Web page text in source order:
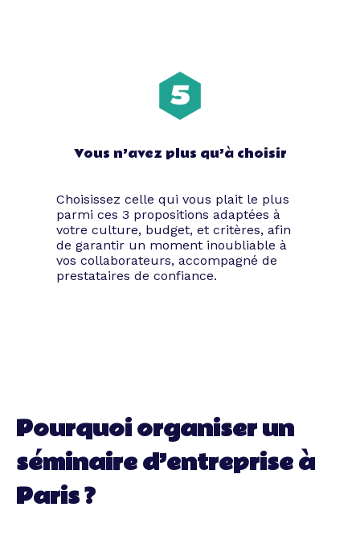
Vous n’avez plus qu’à choisir
Choisissez celle qui vous plait le plus
parmi ces 3 propositions adaptées à
votre culture, budget, et critères, afin
de garantir un moment inoubliable à
vos collaborateurs, accompagné de
prestataires de confiance.
Pourquoi organiser un
séminaire d’entreprise à
Paris ?